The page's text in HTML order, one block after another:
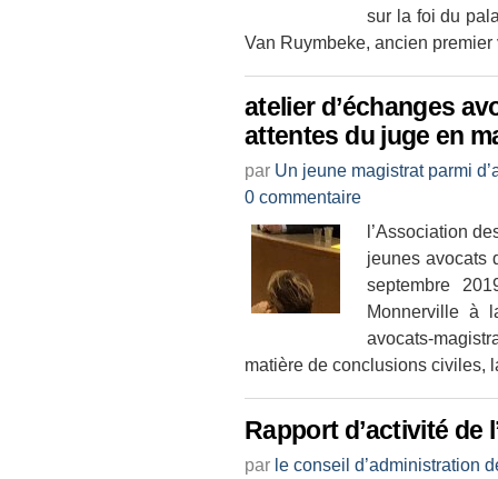
sur la foi du
Van Ruymbeke, ancien
atelier d’échanges
attentes du juge en
par Un jeune magistrat parmi
0 commentaire
l’Association
jeunes avocats
septembre
Monnerville à
avocats-
matière de conclusions civiles,
Rapport d’activité de
par le conseil d’administration